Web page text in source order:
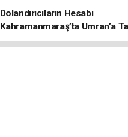
Dolandırıcıların Hesabı
Kahramanmaraş’ta Umran’a